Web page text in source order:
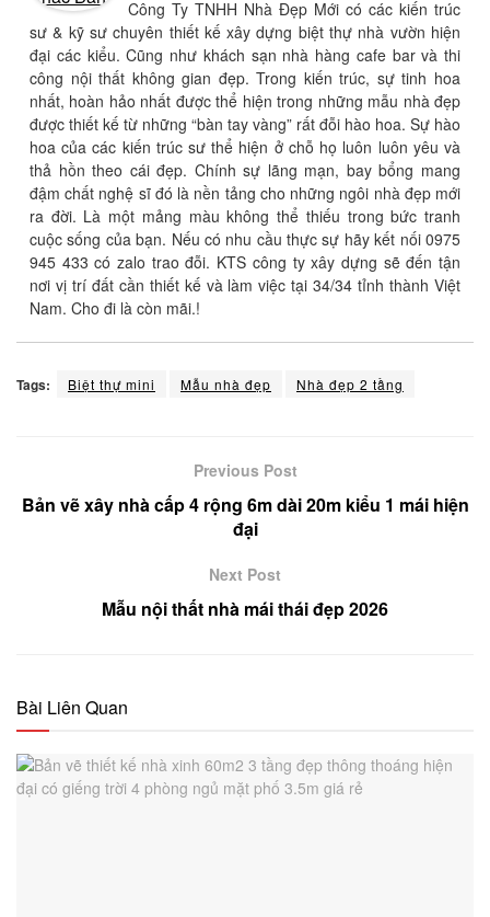
Công Ty TNHH Nhà Đẹp Mới có các kiến trúc
sư & kỹ sư chuyên thiết kế xây dựng biệt thự nhà vườn hiện
đại các kiểu. Cũng như khách sạn nhà hàng cafe bar và thi
công nội thất không gian đẹp. Trong kiến trúc, sự tinh hoa
nhất, hoàn hảo nhất được thể hiện trong những mẫu nhà đẹp
được thiết kế từ những “bàn tay vàng” rất đỗi hào hoa. Sự hào
hoa của các kiến trúc sư thể hiện ở chỗ họ luôn luôn yêu và
thả hồn theo cái đẹp. Chính sự lãng mạn, bay bổng mang
đậm chất nghệ sĩ đó là nền tảng cho những ngôi nhà đẹp mới
ra đời. Là một mảng màu không thể thiếu trong bức tranh
cuộc sống của bạn. Nếu có nhu cầu thực sự hãy kết nối 0975
945 433 có zalo trao đỗi. KTS công ty xây dựng sẽ đến tận
nơi vị trí đất cần thiết kế và làm việc tại 34/34 tỉnh thành Việt
Nam. Cho đi là còn mãi.!
Tags: Biệt thự mini Mẫu nhà đẹp Nhà đẹp 2 tầng
Previous Post
Bản vẽ xây nhà cấp 4 rộng 6m dài 20m kiểu 1 mái hiện
đại
Next Post
Mẫu nội thất nhà mái thái đẹp 2026
Bài Liên Quan